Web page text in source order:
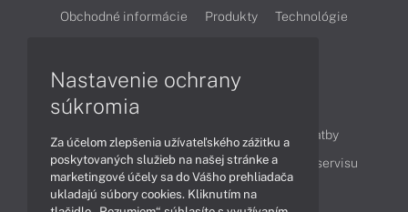
Obchodné informácie Produkty
Technológie
Ako nakupovať
Možnosti doručenia a platby
Podpora a servis
Servisné služby Cenník servisu
Nastavenie ochrany
súkromia
Za účelom zlepšenia užívateľského zážitku a
poskytovaných služieb na našej stránke a
marketingové účely sa do Vášho prehliadača
ukladajú súbory cookies. Kliknutím na